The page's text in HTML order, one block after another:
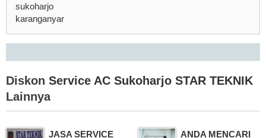
sukoharjo
karanganyar
Diskon Service AC Sukoharjo STAR TEKNIK
Lainnya
JASA SERVICE
ANDA MENCARI